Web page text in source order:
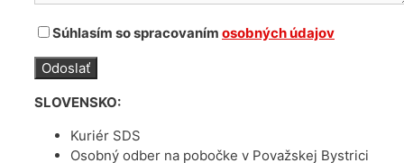
Súhlasím so spracovaním osobných údajov
SLOVENSKO:
Kuriér SDS
Osobný odber na pobočke v Považskej Bystrici